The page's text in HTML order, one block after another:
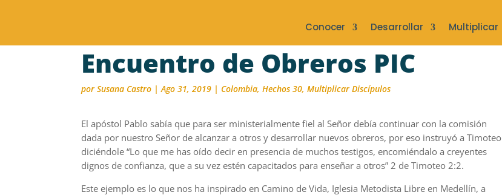
Conocer Desarrollar Multiplicar
Encuentro de Obreros PIC
porSusana Castro |Ago 31, 2019 | Colombia,Hechos 30,Multiplicar Discípulos
El apóstol Pablo sabía que para ser ministerialmente fiel al Señor debía continuar con la comisión
dada por nuestro Señor de alcanzar a otros y desarrollar nuevos obreros, por eso instruyó a Timoteo
diciéndole “Lo que me has oído decir en presencia de muchos testigos, encomiéndalo a creyentes
dignos de confianza, que a su vez estén capacitados para enseñar a otros” 2 de Timoteo 2:2.
Este ejemplo es lo que nos ha inspirado en Camino de Vida, Iglesia Metodista Libre en Medellín, a